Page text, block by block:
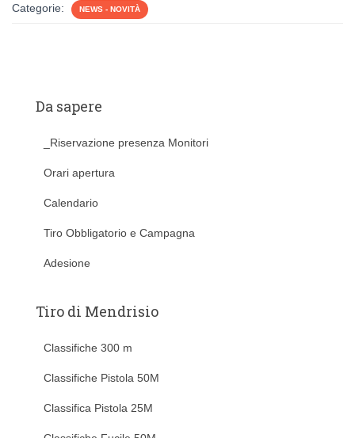
Categorie: NEWS - NOVITÀ
Da sapere
_Riservazione presenza Monitori
Orari apertura
Calendario
Tiro Obbligatorio e Campagna
Adesione
Tiro di Mendrisio
Classifiche 300 m
Classifiche Pistola 50M
Classifica Pistola 25M